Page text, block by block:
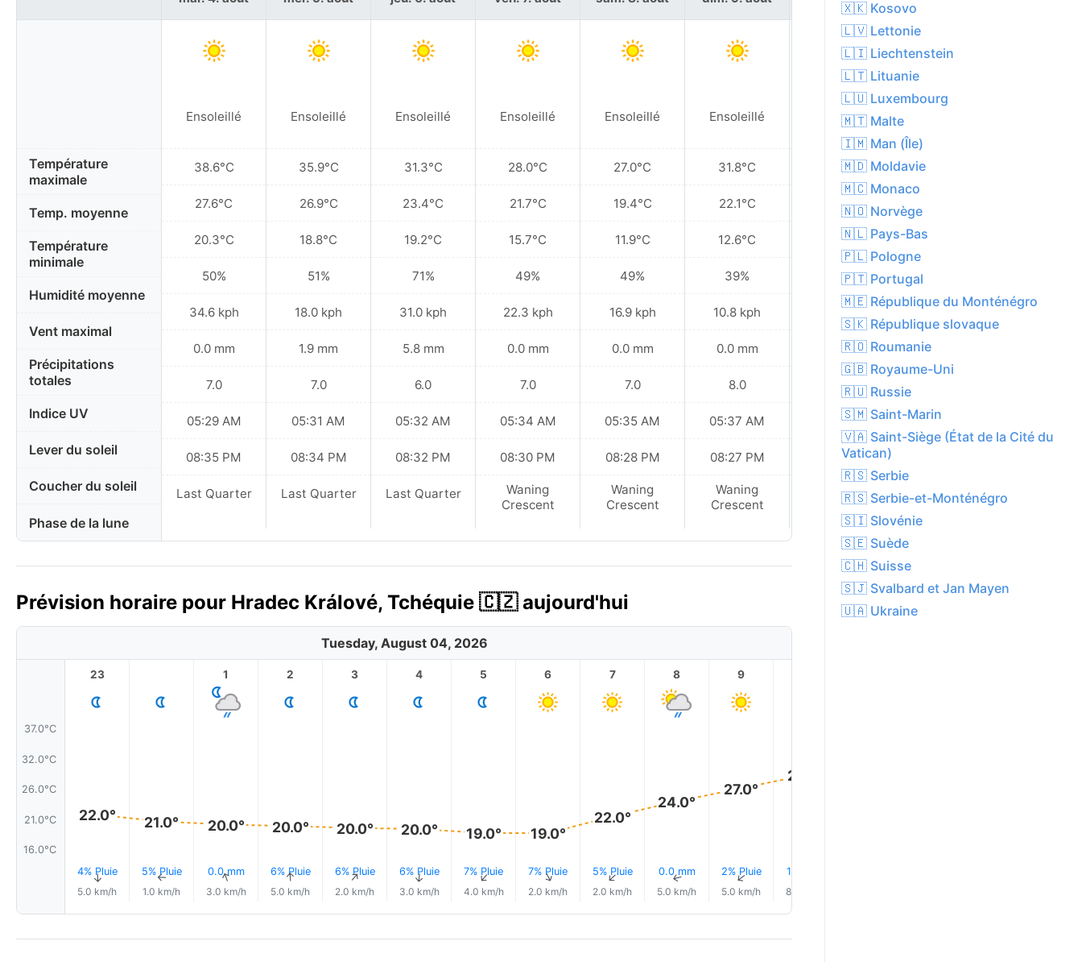
Température
maximale
Temp. moyenne
Température
minimale
Humidité moyenne
Vent maximal
Précipitations
totales
Indice UV
Lever du soleil
Coucher du soleil
Phase de la lune
Ensoleillé
38.6°C
27.6°C
20.3°C
50%
34.6 kph
0.0 mm
7.0
05:29 AM
08:35 PM
Last Quarter
Ensoleillé
35.9°C
26.9°C
18.8°C
51%
18.0 kph
1.9 mm
7.0
05:31 AM
08:34 PM
Last Quarter
Ensoleillé
31.3°C
23.4°C
19.2°C
71%
31.0 kph
5.8 mm
6.0
05:32 AM
08:32 PM
Last Quarter
Ensoleillé
28.0°C
21.7°C
15.7°C
49%
22.3 kph
0.0 mm
7.0
05:34 AM
08:30 PM
Waning
Crescent
Ensoleillé
27.0°C
19.4°C
11.9°C
49%
16.9 kph
0.0 mm
7.0
05:35 AM
08:28 PM
Waning
Crescent
Ensoleillé
31.8°C
22.1°C
12.6°C
39%
10.8 kph
0.0 mm
8.0
05:37 AM
08:27 PM
Waning
Crescent
Ensoleillé
35.8°C
26.3°C
17.0°C
38%
9.7 kph
0.5 mm
9.0
05:38 AM
08:25 PM
New Moon
Prévision horaire pour Hradec Králové, Tchéquie 🇨🇿 aujourd'hui
Tuesday, August 04, 2026
37.0°C
32.0°C
26.0°C
21.0°C
16.0°C
23
22.0°
4% Pluie
↑
5.0 km/h
21.0°
5% Pluie
↑
1.0 km/h
1
20.0°
0.0 mm
↑
3.0 km/h
2
20.0°
6% Pluie
↑
5.0 km/h
3
20.0°
6% Pluie
↑
2.0 km/h
4
20.0°
6% Pluie
↑
3.0 km/h
5
19.0°
7% Pluie
↑
4.0 km/h
6
19.0°
7% Pluie
↑
2.0 km/h
7
22.0°
5% Pluie
↑
2.0 km/h
8
24.0°
0.0 mm
↑
5.0 km/h
9
27.0°
2% Pluie
↑
5.0 km/h
29.0°
1% Pluie
8.0 km/h
🇽🇰 Kosovo
🇱🇻 Lettonie
🇱🇮 Liechtenstein
🇱🇹 Lituanie
🇱🇺 Luxembourg
🇲🇹 Malte
🇮🇲 Man (Île)
🇲🇩 Moldavie
🇲🇨 Monaco
🇳🇴 Norvège
🇳🇱 Pays-Bas
🇵🇱 Pologne
🇵🇹 Portugal
🇲🇪 République du Monténégro
🇸🇰 République slovaque
🇷🇴 Roumanie
🇬🇧 Royaume-Uni
🇷🇺 Russie
🇸🇲 Saint-Marin
🇻🇦 Saint-Siège (État de la Cité du
Vatican)
🇷🇸 Serbie
🇷🇸 Serbie-et-Monténégro
🇸🇮 Slovénie
🇸🇪 Suède
🇨🇭 Suisse
🇸🇯 Svalbard et Jan Mayen
🇺🇦 Ukraine